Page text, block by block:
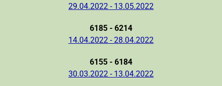
29.04.2022 - 13.05.2022
6185 - 6214
14.04.2022 - 28.04.2022
6155 - 6184
30.03.2022 - 13.04.2022